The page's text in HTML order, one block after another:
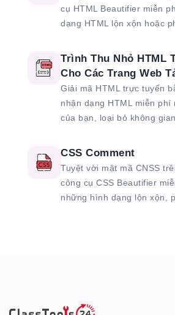
cụ HTML Beautifier miễn
dạng HTML lộn xộn hoặc
Trình Thu Nhỏ HTML
Cho Các Trang Web
Giải mã HTML trực tuyến
nhận dạng HTML miễn phí
của bạn, loại bỏ không
CSS Comment
Tuyệt vời mật mã CNSS
công cụ CSS Beautifier
những hình dạng lộn xộn,